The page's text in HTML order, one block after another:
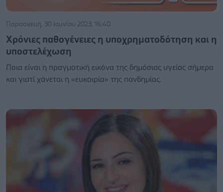
Παρασκευή, 30 Ιουνίου 2023, 16:40
Χρόνιες παθογένειες η υποχρηματοδότηση και η
υποστελέχωση
Ποια είναι η πραγματική εικόνα της δημόσιας υγείας σήμερα
και γιατί χάνεται η «ευκαιρία» της πανδημίας.